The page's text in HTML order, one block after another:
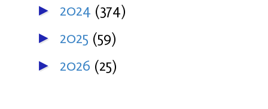
► 2024 (374)
► 2025 (59)
► 2026 (25)